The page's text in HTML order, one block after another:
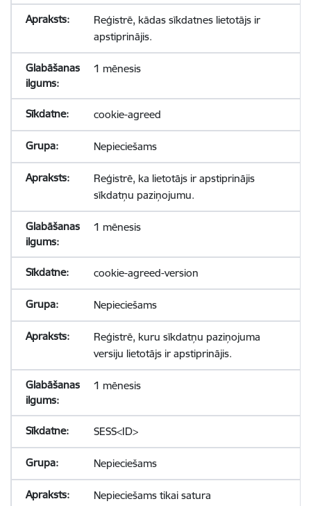
Reģistrē, kādas sīkdatnes lietotājs ir
apstiprinājis.
1 mēnesis
cookie-agreed
Nepieciešams
Reģistrē, ka lietotājs ir apstiprinājis
sīkdatņu paziņojumu.
1 mēnesis
cookie-agreed-version
Nepieciešams
Reģistrē, kuru sīkdatņu paziņojuma
versiju lietotājs ir apstiprinājis.
1 mēnesis
SESS<ID>
Nepieciešams
Nepieciešams tikai satura